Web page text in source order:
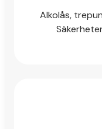
Alkolås,